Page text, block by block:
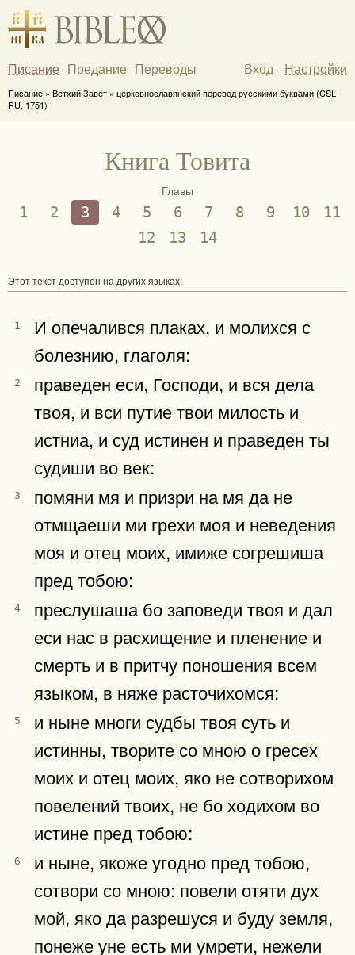
Писание Предание Переводы Вход Настройки
Писание » Ветхий Завет » церковнославянский перевод русскими буквами (CSL-
RU, 1751)
Книга Товита
Главы
1 2 3 4 5 6 7 8 9 10
11
12
13 14
Этот текст доступен на других языках:
1
И опечалився плаках, и молихся с
болезнию, глаголя:
2
праведен еси, Господи, и вся дела
твоя, и вси путие твои милость и
истниа, и суд истинен и праведен ты
судиши во век:
3
помяни мя и призри на мя да не
отмщаеши ми грехи моя и неведения
моя и отец моих, имиже согрешиша
пред тобою:
4
преслушаша бо заповеди твоя и дал
еси нас в расхищение и пленение и
смерть и в притчу поношения всем
языком, в няже расточихомся:
5
и ныне многи судбы твоя суть и
истинны, творите со мною о гресех
моих и отец моих, яко не сотворихом
повелений твоих, не бо ходихом во
истине пред тобою:
6
и ныне, якоже угодно пред тобою,
сотвори со мною: повели отяти дух
мой, яко да разрешуся и буду земля,
понеже уне есть ми умрети, нежели